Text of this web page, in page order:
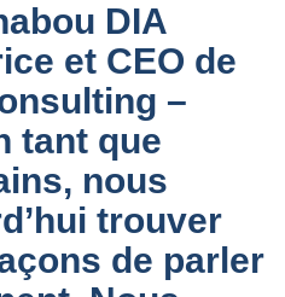
DIA
et CEO de
–
tant que
nous
trouver
de parler